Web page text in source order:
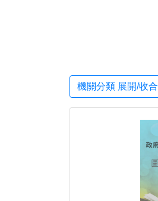
機關分類 展開/收合